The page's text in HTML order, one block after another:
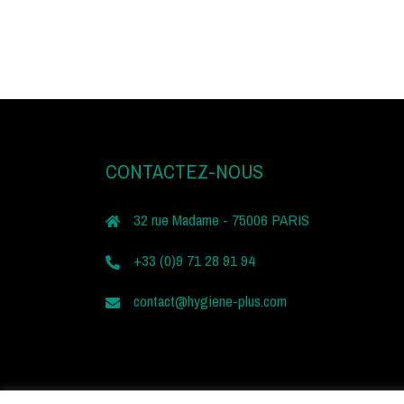
CONTACTEZ-NOUS
32 rue Madame - 75006 PARIS
+33 (0)9 71 28 91 94
contact@hygiene-plus.com